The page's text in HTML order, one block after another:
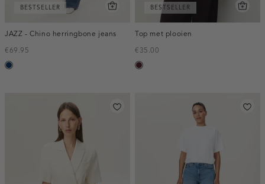
BESTSELLER
JAZZ - Chino herringbone jeans
€69.95
blauw,
BESTSELLER
Top met plooien
€35.00
pruim,